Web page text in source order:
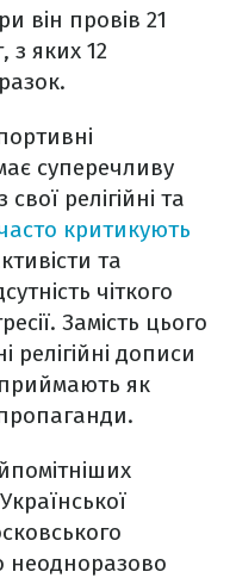
він провів 21
з яких 12
суперечливу
релігійні та
критикують
та
чіткого
Замість цього
релігійні дописи
як
неодноразово